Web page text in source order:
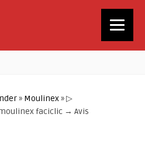
» Moulinex» ▷
faciclic → Avis